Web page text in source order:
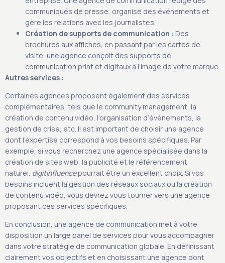
communiqués de presse, organise des événements et
gère les relations avec les journalistes.
Création de supports de communication : Des
brochures aux affiches, en passant par les cartes de
visite, une agence conçoit des supports de
communication print et digitaux à l’image de votre marque.
Autres services :
Certaines agences proposent également des services
complémentaires, tels que le community management, la
création de contenu vidéo, l’organisation d’événements, la
gestion de crise, etc. Il est important de choisir une agence
dont l’expertise correspond à vos besoins spécifiques. Par
exemple, si vous recherchez une agence spécialisée dans la
création de sites web, la publicité et le référencement
naturel, digitinfluencepourrait être un excellent choix. Si vos
besoins incluent la gestion des réseaux sociaux ou la création
de contenu vidéo, vous devrez vous tourner vers une agence
proposant ces services spécifiques.
En conclusion, une agence de communication met à votre
disposition un large panel de services pour vous accompagner
dans votre stratégie de communication globale. En définissant
clairement vos objectifs et en choisissant une agence dont